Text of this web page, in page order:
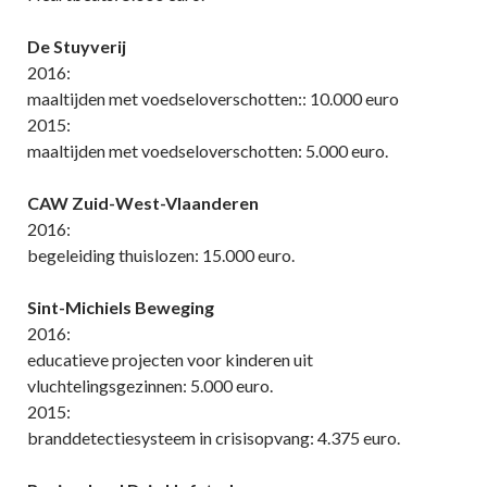
De Stuyverij
2016:
maaltijden met voedseloverschotten:: 10.000 euro
2015:
maaltijden met voedseloverschotten: 5.000 euro.
CAW Zuid-West-Vlaanderen
2016:
begeleiding thuislozen: 15.000 euro.
Sint-Michiels Beweging
2016:
educatieve projecten voor kinderen uit
vluchtelingsgezinnen: 5.000 euro.
2015:
branddetectiesysteem in crisisopvang: 4.375 euro.